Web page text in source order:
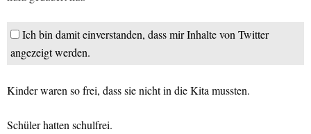
Ich bin damit einverstanden, dass mir Inhalte von Twitter
angezeigt werden.
Kinder waren so frei, dass sie nicht in die Kita mussten.
Schüler hatten schulfrei.